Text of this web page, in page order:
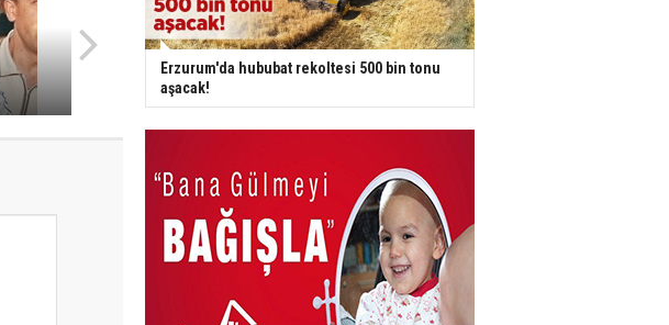
Erzurum'da hububat rekoltesi 500 bin tonu
aşacak!